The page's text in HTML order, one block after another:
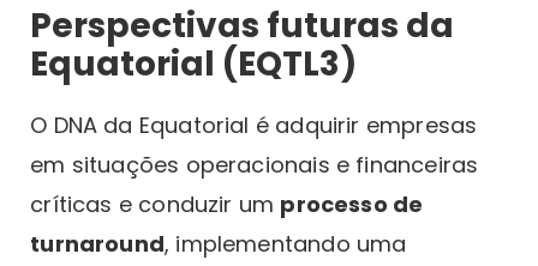
Perspectivas futuras da
Equatorial (EQTL3)
O DNA da Equatorial é adquirir empresas
em situações operacionais e financeiras
críticas e conduzir um processo de
turnaround, implementando uma